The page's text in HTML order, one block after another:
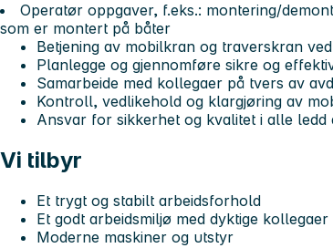
Operatør oppgaver, f.eks.: montering/
som er montert på båter
Betjening av mobilkran og traverskran
Planlegge og gjennomføre sikre og
Samarbeide med kollegaer på tvers av
Kontroll, vedlikehold og klargjøring av
Ansvar for sikkerhet og kvalitet i alle ledd
Vi tilbyr
Et trygt og stabilt arbeidsforhold
Et godt arbeidsmiljø med dyktige kollegaer
Moderne maskiner og utstyr